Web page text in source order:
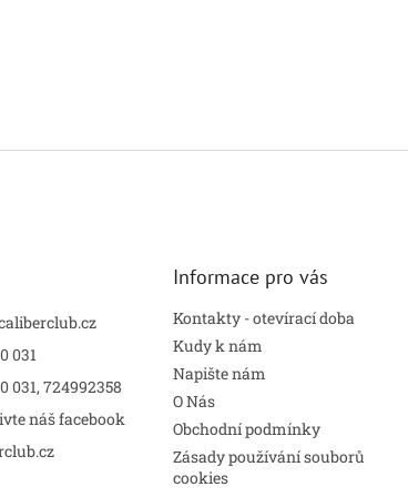
031
031, 724992358
náš facebook
Informace pro vás
Kontakty - otevírací doba
Kudy k nám
Napište nám
O Nás
Obchodní podmínky
Zásady používání souborů
cookies